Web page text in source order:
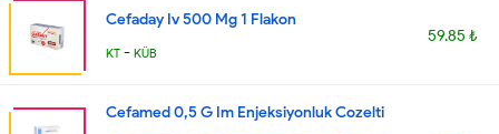
Cefaday Iv 500 Mg 1 Flakon
KT - KÜB
59.85 ₺
Cefamed 0,5 G Im Enjeksiyonluk Cozelti